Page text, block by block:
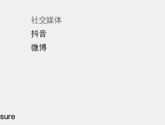
社交媒体
抖音
微博